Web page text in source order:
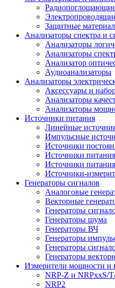
Защитные
Анализаторы спектра и
Анализаторы
Анализаторы
Анализатор
Аудиоанализаторы
Анализаторы
Аксессуары и
Анализаторы
Анализаторы
Источники питания
Линейные
Импульсные
Источники
Источники
Источники
Источники-
Генераторы сигналов
Аналоговые
Векторные
Генераторы
Генераторы шума
Генераторы ВЧ
Генераторы
Генераторы
Генераторы
Измерители мощности и
NRP-Z и NRPхxS/
NRP2